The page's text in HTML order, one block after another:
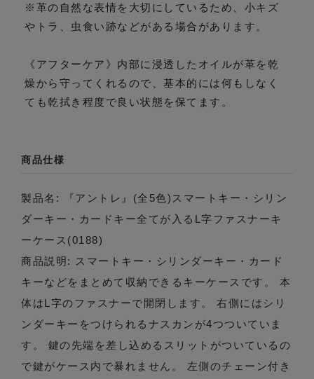
※革の自然な表情を大切にしているため、小キズ
やトラ、虫食い跡などがある場合があります。
《アフターケア》内部に浸透したオイルが革を乾
燥から守ってくれるので、基本的には何もしなく
ても乾拭き程度で良い状態を保てます。
商品仕様
製品名: 『アントレ』(全5色)スマートキー・シリン
ダーキー・カードキー全てが入るL字ファスナーキ
ーケース(0188)
商品説明: スマートキー・シリンダーキー・カード
キーなどをまとめて収納できるキーケースです。 本
体はL字のファスナーで開閉します。 右側にはシリ
ンダーキーをつけられるナスカンが4つついていま
す。 鍵の先端を差し込めるスリットがついているの
で鍵がケース内で暴れません。 左側のチェーン付き